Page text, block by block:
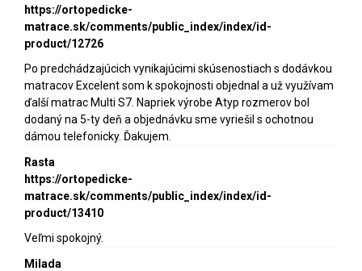
https://ortopedicke-
matrace.sk/comments/public_index/index/id-
product/12726
Po predchádzajúcich vynikajúcimi skúsenostiach s dodávkou
matracov Excelent som k spokojnosti objednal a už využívam
ďalší matrac Multi S7. Napriek výrobe Atyp rozmerov bol
dodaný na 5-ty deň a objednávku sme vyriešil s ochotnou
dámou telefonicky. Ďakujem.
Rasta
https://ortopedicke-
matrace.sk/comments/public_index/index/id-
product/13410
Veľmi spokojný.
Milada